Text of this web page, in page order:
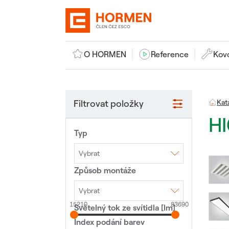
O HORMEN Reference
Filtrovat položky
Typ
Vybrat
svítidlo
Nouzové LED svítidlo
Veřejné osvětlení
Způsob montáže
Vybrat
Lištový systém
Montáž na sloup
Nástěnné
Polovestavné
Přisazené
Stojící lampa
Vestavné
Světelný tok ze svítidla [lm]
15210 83690
Index podání barev